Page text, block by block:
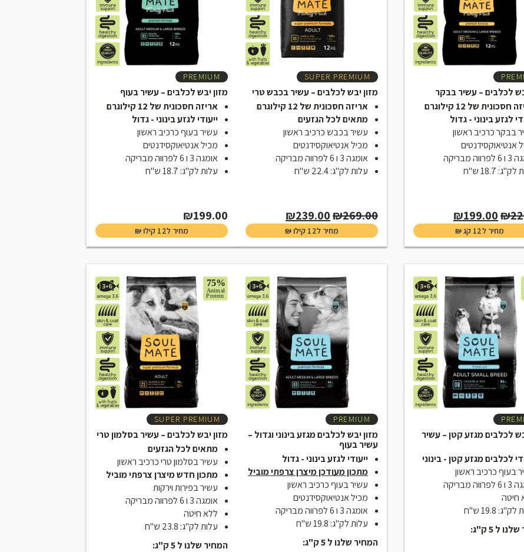
לכלבים – עשיר בבקר
חסכונית של 12 קילוגרם
לגזע בינוני - גדול
בבקר כרכיב ראשון
אנטיאוקסידנטים
מבריקה
18.7 ש"ח
₪
Original
price
was:
₪199.00
is:
מחיר ל12 קג ₪
SUPER PREMIUM
מזון יבש לכלבים – עשיר בכבש טרי
אריזה חסכונית של 12 קילוגרם
מתאים לכל הגזעים
עשיר בכבש כרכיב ראשון
מכיל אנטיאוקסידנטים
אומגה 3 ו 6 לפרווה מבריקה
עלות לק"ג: 22.4 ש"ח
₪269.00
Original
price
was:
₪239.00
price
is:
מחיר ל12 קילו ₪
PREMIUM
מזון יבש לכלבים – עשיר בעוף
אריזה חסכונית של 12 קילוגרם
ייעודי לגזע בינוני - גדול
עשיר בעוף כרכיב ראשון
מכיל אנטיאוקסידנטים
אומגה 3 ו 6 לפרווה מבריקה
עלות לק"ג: 18.7 ש"ח
₪199.00
מחיר ל12 קילו ₪
לכלבים מגזע קטן – עשיר
לכלבים מגזע קטן - בינוני
בעוף כרכיב ראשון
מבריקה
חיטה
19.8 ש"ח
ל 5 ק"ג:
PREMIUM
מזון יבש לכלבים מגזע בינוני וגדול –
עשיר בעוף
ייעודי לגזע בינוני - גדול
מתכון מעודכן מיצרן צרפתי מוביל
עשיר בעוף כרכיב ראשון
מכיל אנטיאוקסידנטים
אומגה 3 ו 6 לפרווה מבריקה
עלות לק"ג: 19.8 ש"ח
המחיר שלנו ל 5 ק"ג:
SUPER PREMIUM
מזון יבש לכלבים – עשיר בסלמון טרי
מתאים לכל הגזעים
עשיר בסלמון טרי כרכיב ראשון
מתכון חדש מיצרן צרפתי מוביל
עשיר בפירות וירקות
אומגה 3 ו 6 לפרווה מבריקה
ללא חיטה
עלות לק"ג: 23.8 ש"ח
המחיר שלנו ל 5 ק"ג: